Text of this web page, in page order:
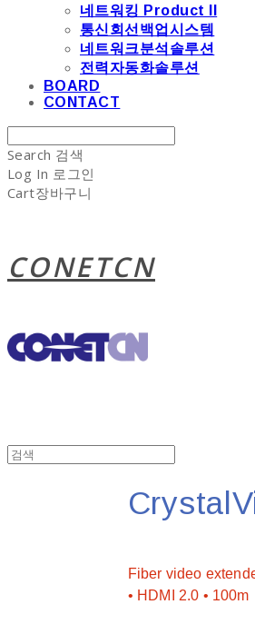
네트워킹 Product II
통신회선백업시스템
네트워크분석솔루션
전력자동화솔루션
BOARD
CONTACT
Search 검색
Log In 로그인
Cart장바구니
CONETCN
Fiber video
• HDMI 2.0 • 100m